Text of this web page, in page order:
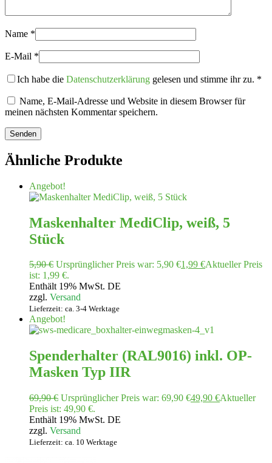
Name *
E-Mail *
Ich habe die Datenschutzerklärung gelesen und stimme ihr zu. *
Name, E-Mail-Adresse und Website in diesem Browser für
meinen nächsten Kommentar speichern.
Ähnliche Produkte
Angebot!
Maskenhalter MediClip, weiß, 5
Stück
5,90€ Ursprünglicher Preis war: 5,90 €1,99 €Aktueller Preis
ist: 1,99 €.
Enthält 19% MwSt. DE
zzgl. Versand
Lieferzeit: ca. 3-4 Werktage
Angebot!
Spenderhalter (RAL9016) inkl. OP-
Masken Typ IIR
69,90€ Ursprünglicher Preis war: 69,90 €49,90 €Aktueller
Preis ist: 49,90 €.
Enthält 19% MwSt. DE
zzgl. Versand
Lieferzeit: ca. 10 Werktage